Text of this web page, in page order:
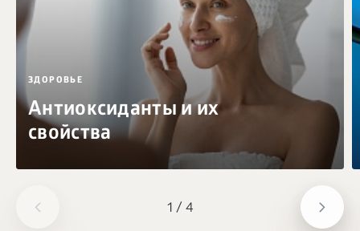
1 / 4
ЗДОРОВЬЕ
Антиоксиданты и их
свойства